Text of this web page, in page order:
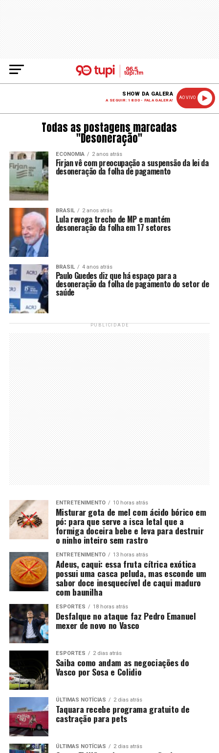
SHOW DA GALERA
A SEGUIR: 18:00 - FALA GALERA!
AO VIVO
Todas as postagens marcadas
"Desoneração"
ECONOMIA 2 anos atrás
Firjan vê com preocupação a suspensão da lei da
desoneração da folha de pagamento
BRASIL 2 anos atrás
Lula revoga trecho de MP e mantém
desoneração da folha em 17 setores
BRASIL 4 anos atrás
Paulo Guedes diz que há espaço para a
desoneração da folha de pagamento do setor de
saúde
PUBLICIDADE
ENTRETENIMENTO 10 horas atrás
Misturar gota de mel com ácido bórico em
pó: para que serve a isca letal que a
formiga doceira bebe e leva para destruir
o ninho inteiro sem rastro
ENTRETENIMENTO 13 horas atrás
Adeus, caqui: essa fruta cítrica exótica
possui uma casca peluda, mas esconde um
sabor doce inesquecível de caqui maduro
com baunilha
ESPORTES 18 horas atrás
Desfalque no ataque faz Pedro Emanuel
mexer de novo no Vasco
ESPORTES 2 dias atrás
Saiba como andam as negociações do
Vasco por Sosa e Colidio
ÚLTIMAS NOTÍCIAS 2 dias atrás
Taquara recebe programa gratuito de
castração para pets
ÚLTIMAS NOTÍCIAS 2 dias atrás